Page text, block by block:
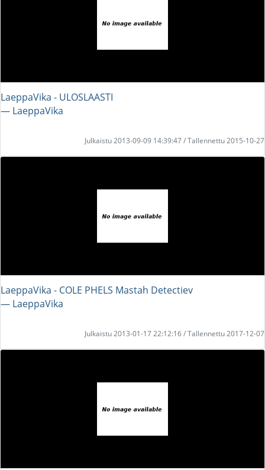
LaeppaVika - ULOSLAASTI
― LaeppaVika
Julkaistu 2013-09-09 14:39:47 / Tallennettu 2015-10-27
LaeppaVika - COLE PHELS Mastah Detectiev
― LaeppaVika
Julkaistu 2013-01-17 22:12:16 / Tallennettu 2017-12-07